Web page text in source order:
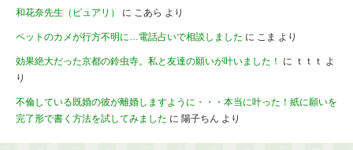
和花奈先生（ピュアリ） に こあら より
ペットのカメが行方不明に…電話占いで相談しました に こま より
効果絶大だった京都の鈴虫寺。私と友達の願いが叶いました！ に ｔｔｔ
よ
り
不倫している既婚の彼が離婚しますように・・・本当に叶った！紙に願いを
完了形で書く方法を試してみました に 陽子ちん より